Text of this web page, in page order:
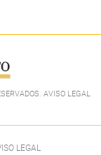
AVISO LEGAL
LEGAL